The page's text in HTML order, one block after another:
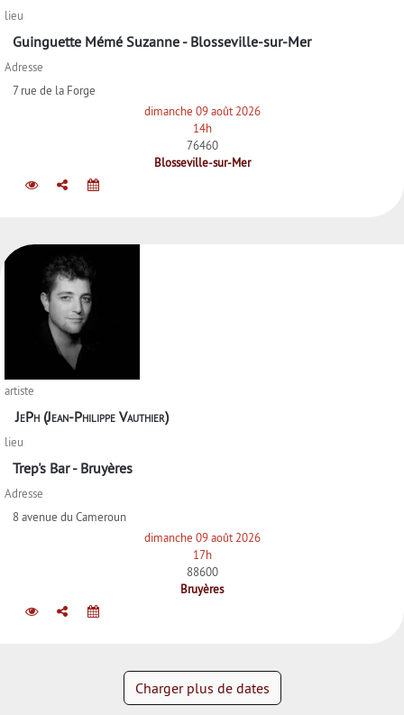
lieu
Guinguette Mémé Suzanne - Blosseville-sur-Mer
Adresse
7 rue de la Forge
dimanche 09 août 2026
14h
76460
Blosseville-sur-Mer
artiste
JePh (Jean-Philippe Vauthier)
lieu
Trep's Bar - Bruyères
Adresse
8 avenue du Cameroun
dimanche 09 août 2026
17h
88600
Bruyères
Charger plus de dates